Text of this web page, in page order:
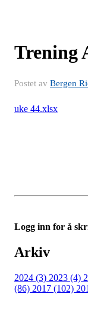
Trening
Postet av Bergen
uke 44.xlsx
Logg inn for å
Arkiv
2024 (3) 2023 (4)
(86) 2017 (102)